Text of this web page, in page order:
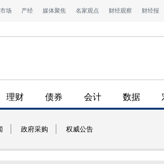
场 产经 媒体聚焦 名家观点 财经观察 财经报
理财 债券 会计 数据
政府采购 权威公告